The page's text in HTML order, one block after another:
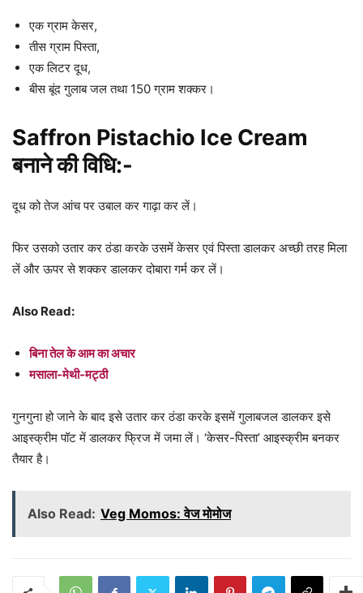
एक ग्राम केसर,
तीस ग्राम पिस्ता,
एक लिटर दूध,
बीस बूंद गुलाब जल तथा 150 ग्राम शक्कर।
Saffron Pistachio Ice Cream
बनाने की विधि:-
दूध को तेज आंच पर उबाल कर गाढ़ा कर लें।
फिर उसको उतार कर ठंडा करके उसमें केसर एवं पिस्ता डालकर अच्छी तरह मिला
लें और ऊपर से शक्कर डालकर दोबारा गर्म कर लें।
Also Read:
बिना तेल के आम का अचार
मसाला-मेथी-मट्ठी
गुनगुना हो जाने के बाद इसे उतार कर ठंडा करके इसमें गुलाबजल डालकर इसे
आइस्क्रीम पॉट में डालकर फ्रिज में जमा लें। ‘केसर-पिस्ता’ आइस्क्रीम बनकर
तैयार है।
Also Read: Veg Momos: वेज मोमोज